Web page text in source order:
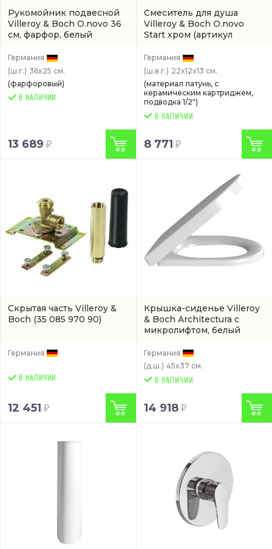
Рукомойник подвесной
Villeroy & Boch O.novo 36
см, фарфор, белый
43423601)
Германия
(ш.г.) 36x25 см.
(фарфоровый)
В НАЛИЧИИ
13 689
Смеситель для душа
Villeroy & Boch O.novo
Start хром (артикул
Германия
(ш.в.г.) 22x12x13 см.
(материал латунь, с
керамическим картриджем,
подводка 1/2")
8 771
Скрытая часть Villeroy &
Boch (35 085 970 90)
Германия
В НАЛИЧИИ
12 451
Крышка-сиденье Villeroy
& Boch Architectura с
микролифтом, белый
Германия
(д.ш.) 45x37 см.
14 918